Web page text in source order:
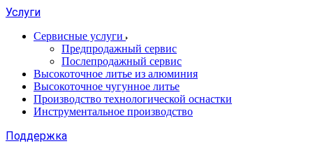
Услуги
Сервисные услуги
Предпродажный сервис
Послепродажный сервис
Высокоточное литье из алюминия
Высокоточное чугунное литье
Производство технологической оснастки
Инструментальное производство
Поддержка